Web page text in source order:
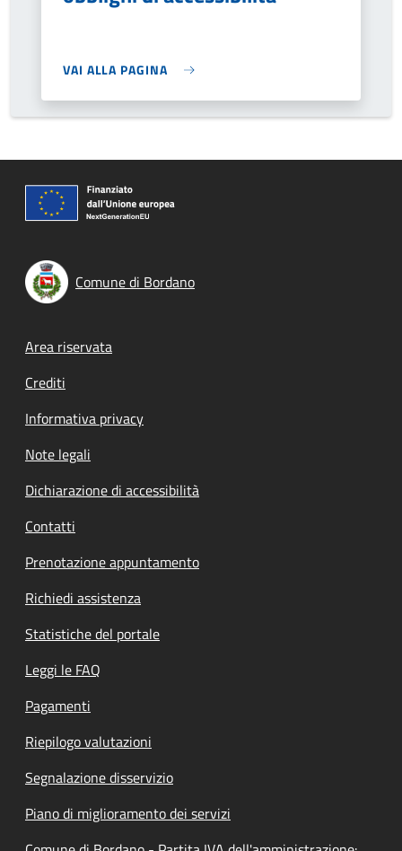
VAI ALLA PAGINA
Comune di Bordano
Footer menu
Area riservata
Crediti
Informativa privacy
Note legali
Dichiarazione di accessibilità
Contatti
Prenotazione appuntamento
Richiedi assistenza
Statistiche del portale
Leggi le FAQ
Pagamenti
Riepilogo valutazioni
Segnalazione disservizio
Piano di miglioramento dei servizi